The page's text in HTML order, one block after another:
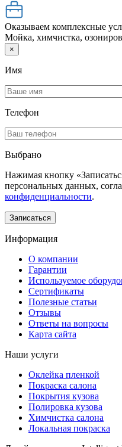
Оказываем комплексные
Мойка, химчистка,
×
Имя
Телефон
Выбрано
Нажимая кнопку
персональных данных,
конфиденциальности.
Информация
О компании
Гарантии
Используемое
Сертификаты
Полезные статьи
Отзывы
Ответы на вопросы
Карта сайта
Наши услуги
Оклейка пленкой
Покраска салона
Покрытия кузова
Полировка кузова
Химчистка салона
Локальная покраска